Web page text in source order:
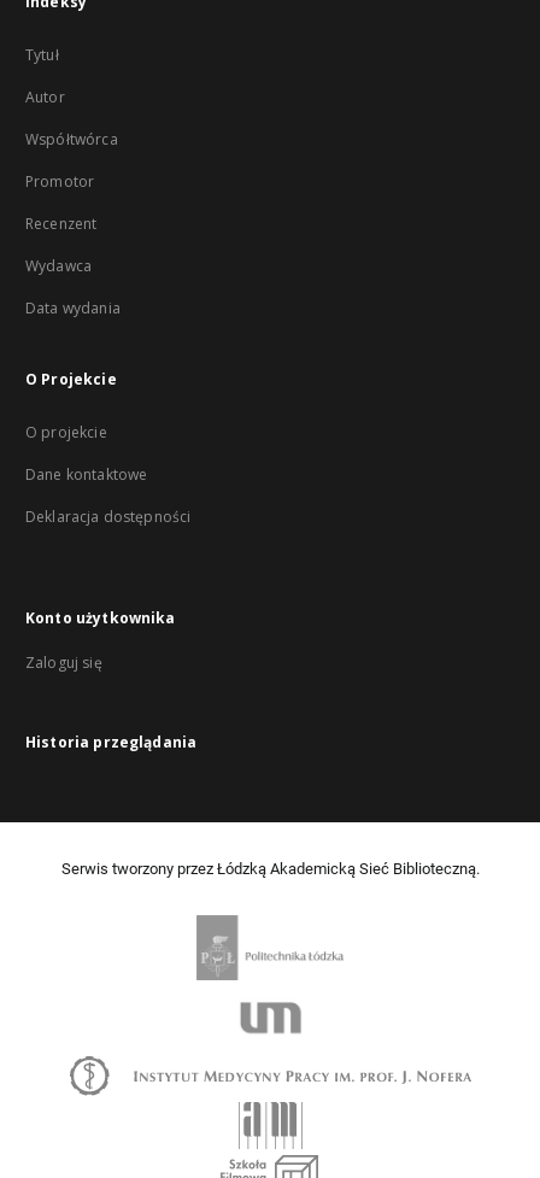
Tytuł
Autor
Współtwórca
Promotor
Recenzent
Wydawca
Data wydania
O Projekcie
O projekcie
Dane kontaktowe
Deklaracja dostępności
Konto użytkownika
Zaloguj się
Historia przeglądania
Serwis tworzony przez Łódzką Akademicką Sieć Biblioteczną.